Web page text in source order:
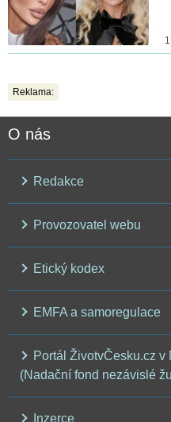
Reklama:
O nás
Redakce
Provozovatel webu
Etický kodex
EMFA a samoregulace
Portál ŽivotvČesku.cz
(Nadační fond nezávislé
Inzerce